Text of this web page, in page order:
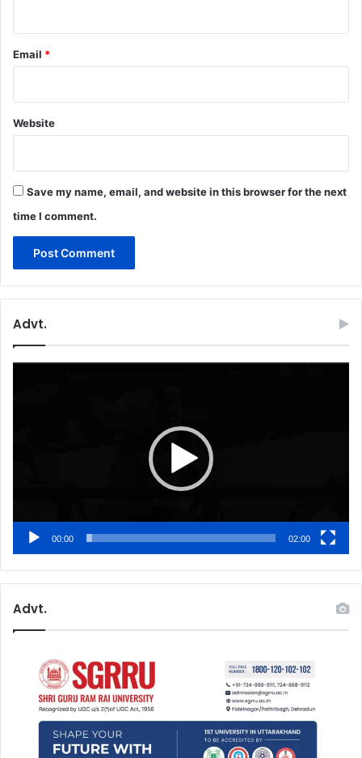
Email *
Website
Save my name, email, and website in this browser for the next
time I comment.
Advt.
00:00 02:00
Advt.